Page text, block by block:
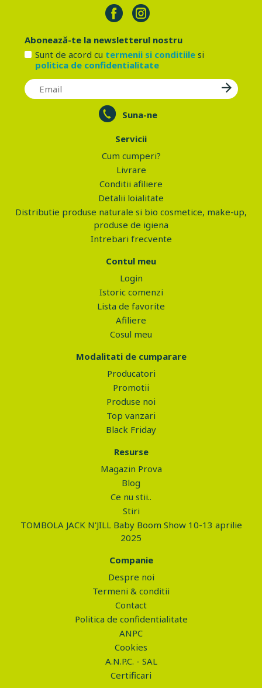
Abonează-te la newsletterul nostru
Sunt de acord cu termenii si conditiilesi
politica de confidentialitate
Suna-ne
Servicii
Cum cumperi?
Livrare
Conditii afiliere
Detalii loialitate
Distributie produse naturale si bio cosmetice, make-up,
produse de igiena
Intrebari frecvente
Contul meu
Login
Istoric comenzi
Lista de favorite
Afiliere
Cosul meu
Modalitati de cumparare
Producatori
Promotii
Produse noi
Top vanzari
Black Friday
Resurse
Magazin Prova
Blog
Ce nu stii..
Stiri
TOMBOLA JACK N'JILL Baby Boom Show 10-13 aprilie
2025
Companie
Despre noi
Termeni & conditii
Contact
Politica de confidentialitate
ANPC
Cookies
A.N.P.C. - SAL
Certificari